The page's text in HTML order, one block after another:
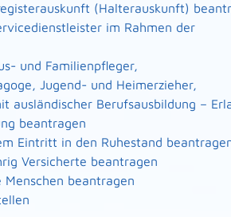
(Halterauskunft)
im Rahmen der
und Familienpfleger,
Jugend- und Heimerzieher,
ausländischer Berufsausbildung –
beantragen
Eintritt in den Ruhestand
Versicherte beantragen
beantragen